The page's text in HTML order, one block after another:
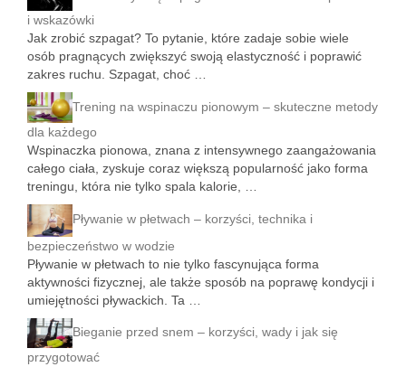
i wskazówki
Jak zrobić szpagat? To pytanie, które zadaje sobie wiele
osób pragnących zwiększyć swoją elastyczność i poprawić
zakres ruchu. Szpagat, choć …
Trening na wspinaczu pionowym – skuteczne metody
dla każdego
Wspinaczka pionowa, znana z intensywnego zaangażowania
całego ciała, zyskuje coraz większą popularność jako forma
treningu, która nie tylko spala kalorie, …
Pływanie w płetwach – korzyści, technika i
bezpieczeństwo w wodzie
Pływanie w płetwach to nie tylko fascynująca forma
aktywności fizycznej, ale także sposób na poprawę kondycji i
umiejętności pływackich. Ta …
Bieganie przed snem – korzyści, wady i jak się
przygotować